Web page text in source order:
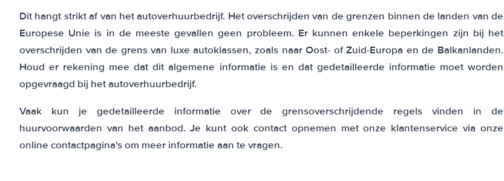
Dit hangt strikt af van het autoverhuurbedrijf. Het overschrijden van de grenzen binnen de landen van de
Europese Unie is in de meeste gevallen geen probleem. Er kunnen enkele beperkingen zijn bij het
overschrijden van de grens van luxe autoklassen, zoals naar Oost- of Zuid-Europa en de Balkanlanden.
Houd er rekening mee dat dit algemene informatie is en dat gedetailleerde informatie moet worden
opgevraagd bij het autoverhuurbedrijf.
Vaak kun je gedetailleerde informatie over de grensoverschrijdende regels vinden in de
huurvoorwaarden van het aanbod. Je kunt ook contact opnemen met onze klantenservice via onze
online contactpagina's om meer informatie aan te vragen.